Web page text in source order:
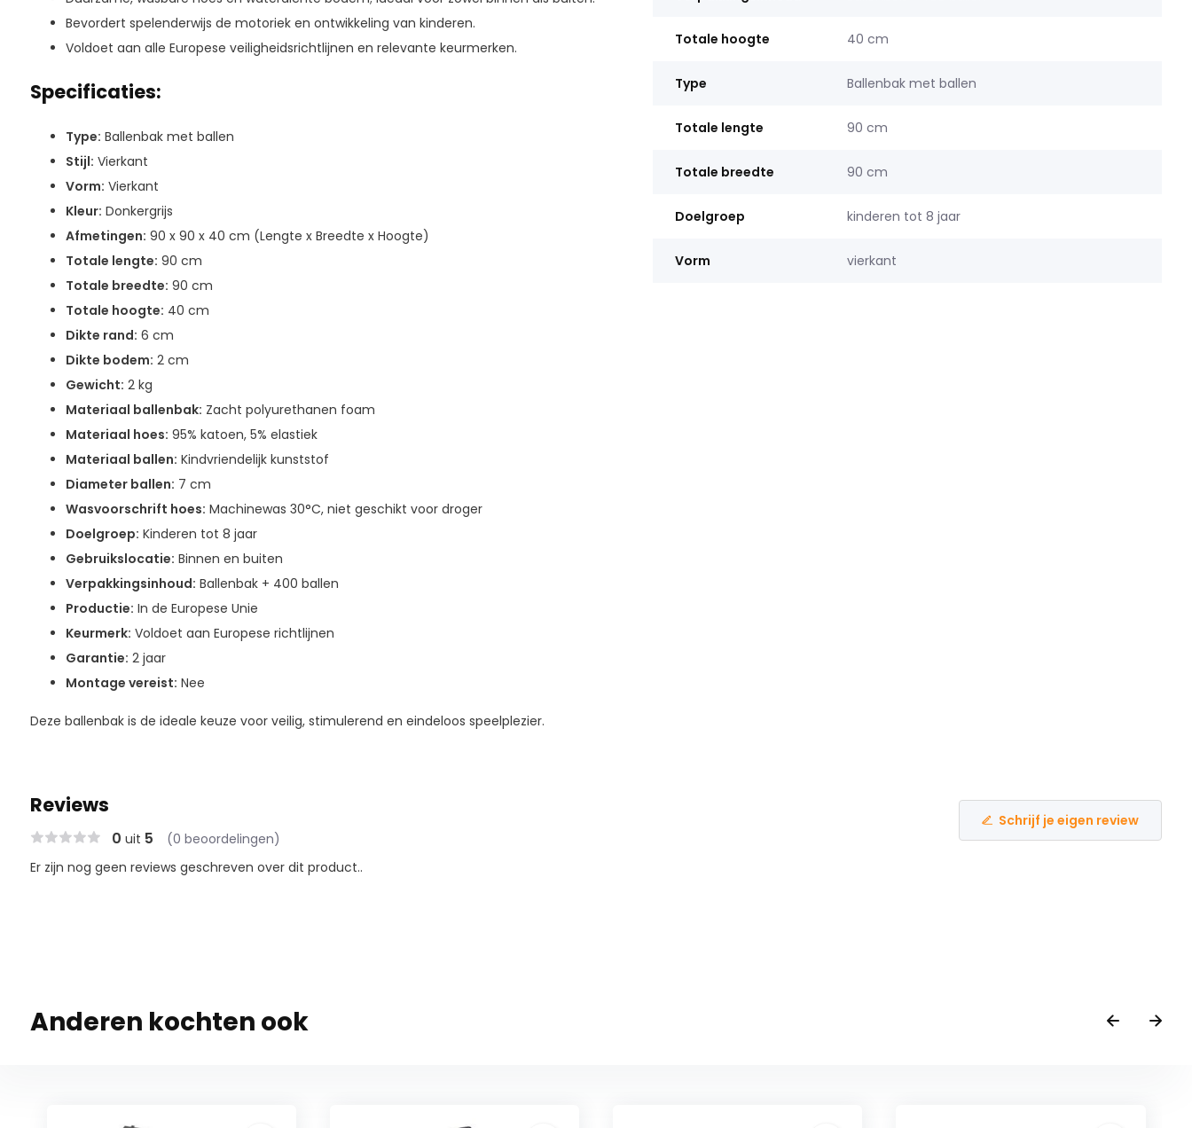
Bevordert spelenderwijs de motoriek en ontwikkeling van kinderen.
Voldoet aan alle Europese veiligheidsrichtlijnen en relevante keurmerken.
Specificaties:
Type: Ballenbak met ballen
Stijl: Vierkant
Vorm: Vierkant
Kleur: Donkergrijs
Afmetingen: 90 x 90 x 40 cm (Lengte x Breedte x Hoogte)
Totale lengte: 90 cm
Totale breedte: 90 cm
Totale hoogte: 40 cm
Dikte rand: 6 cm
Dikte bodem: 2 cm
Gewicht: 2 kg
Materiaal ballenbak: Zacht polyurethanen foam
Materiaal hoes: 95% katoen, 5% elastiek
Materiaal ballen: Kindvriendelijk kunststof
Diameter ballen: 7 cm
Wasvoorschrift hoes: Machinewas 30°C, niet geschikt voor droger
Doelgroep: Kinderen tot 8 jaar
Gebruikslocatie: Binnen en buiten
Verpakkingsinhoud: Ballenbak + 400 ballen
Productie: In de Europese Unie
Keurmerk: Voldoet aan Europese richtlijnen
Garantie: 2 jaar
Montage vereist: Nee
Deze ballenbak is de ideale keuze voor veilig, stimulerend en eindeloos speelplezier.
Totale hoogte 40 cm
Type Ballenbak met ballen
Totale lengte 90 cm
Totale breedte 90 cm
Doelgroep kinderen tot 8 jaar
Vorm vierkant
Reviews
0 uit 5 (0 beoordelingen)
Schrijf je eigen review
Er zijn nog geen reviews geschreven over dit product..
Anderen kochten ook